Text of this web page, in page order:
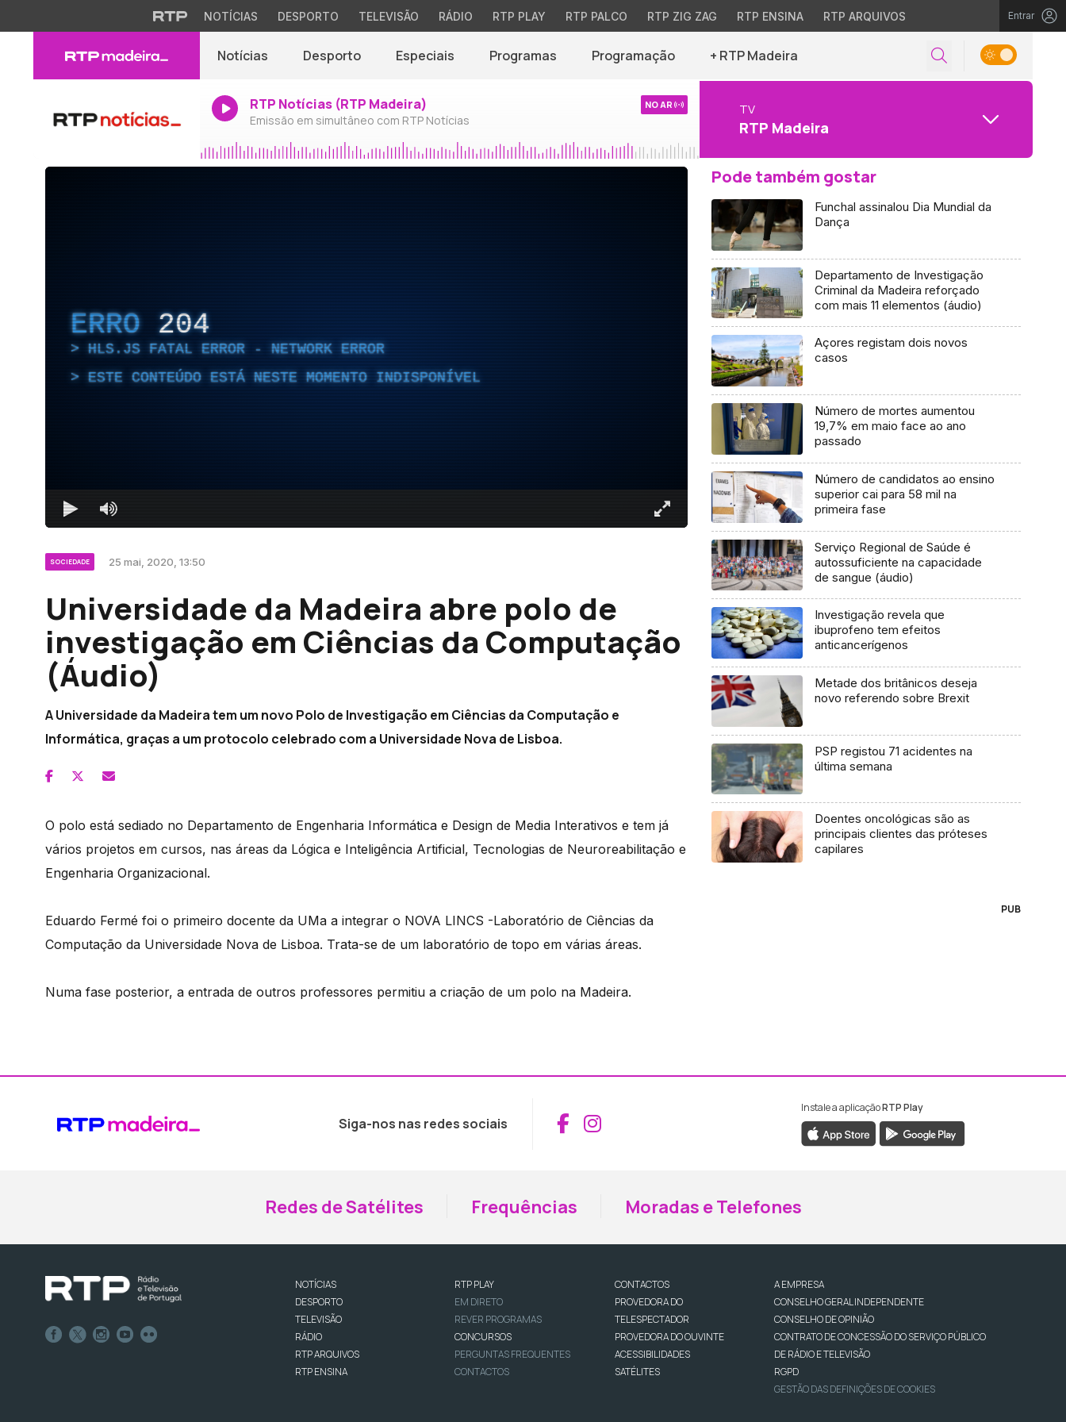
NOTÍCIAS DESPORTO TELEVISÃO RÁDIO RTP PLAY RTP PALCO RTP ZIG ZAG RTP ENSINA RTP ARQUIVOS Entrar
Notícias Desporto Especiais Programas Programação + RTP Madeira
RTP Notícias (RTP Madeira)
Emissão em simultâneo com RTP Notícias
NO AR TV
RTP Madeira
ERRO 204
HLS.JS FATAL ERROR - NETWORK ERROR
ESTE CONTEÚDO ESTÁ NESTE MOMENTO INDISPONÍVEL
SOCIEDADE 25 mai, 2020, 13:50
Universidade da Madeira abre polo de
investigação em Ciências da Computação
(Áudio)
A Universidade da Madeira tem um novo Polo de Investigação em Ciências da Computação e
Informática, graças a um protocolo celebrado com a Universidade Nova de Lisboa.
O polo está sediado no Departamento de Engenharia Informática e Design de Media Interativos e tem já
vários projetos em cursos, nas áreas da Lógica e Inteligência Artificial, Tecnologias de Neuroreabilitação e
Engenharia Organizacional.
Eduardo Fermé foi o primeiro docente da UMa a integrar o NOVA LINCS -Laboratório de Ciências da
Computação da Universidade Nova de Lisboa. Trata-se de um laboratório de topo em várias áreas.
Numa fase posterior, a entrada de outros professores permitiu a criação de um polo na Madeira.
Pode também gostar
Funchal assinalou Dia Mundial da
Dança
Departamento de Investigação
Criminal da Madeira reforçado
com mais 11 elementos (áudio)
Açores registam dois novos
casos
Número de mortes aumentou
19,7% em maio face ao ano
passado
Número de candidatos ao ensino
superior cai para 58 mil na
primeira fase
Serviço Regional de Saúde é
autossuficiente na capacidade
de sangue (áudio)
Investigação revela que
ibuprofeno tem efeitos
anticancerígenos
Metade dos britânicos deseja
novo referendo sobre Brexit
PSP registou 71 acidentes na
última semana
Doentes oncológicas são as
principais clientes das próteses
capilares
PUB
Siga-nos nas redes sociais Aceder ao Facebook da RTP Madeira
Aceder ao Instagram da RTP Madeira
Instale a aplicaçãoRTP Play
Redes de Satélites Frequências Moradas e Telefones
NOTÍCIAS
DESPORTO
TELEVISÃO
RÁDIO
RTP ARQUIVOS
RTP ENSINA
RTP PLAY
EM DIRETO
REVER PROGRAMAS
CONCURSOS
PERGUNTAS FREQUENTES
CONTACTOS
CONTACTOS
PROVEDORA DO
TELESPECTADOR
PROVEDORA DO OUVINTE
ACESSIBILIDADES
SATÉLITES
A EMPRESA
CONSELHO GERAL INDEPENDENTE
CONSELHO DE OPINIÃO
CONTRATO DE CONCESSÃO DO SERVIÇO PÚBLICO
DE RÁDIO E TELEVISÃO
RGPD
GESTÃO DAS DEFINIÇÕES DE COOKIES